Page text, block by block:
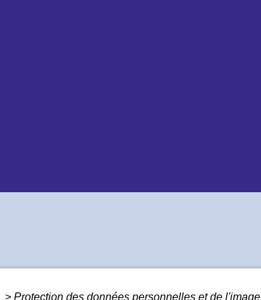
> Protection des données personnelles et de l'image